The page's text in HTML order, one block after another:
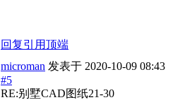
回复引用顶端
microman 发表于 2020-10-09 08:43
#5
RE:别墅CAD图纸21-30